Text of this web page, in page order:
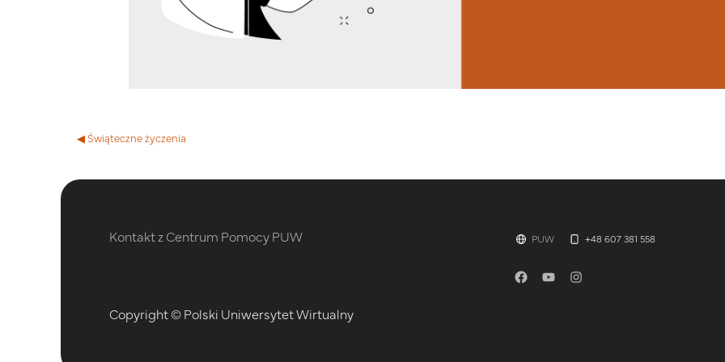
◀︎ Świąteczne życzenia
Kontakt z Centrum Pomocy PUW
Copyright © Polski Uniwersytet Wirtualny
PUW +48 607 381 558